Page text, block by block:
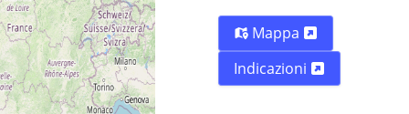
Mappa
Indicazioni